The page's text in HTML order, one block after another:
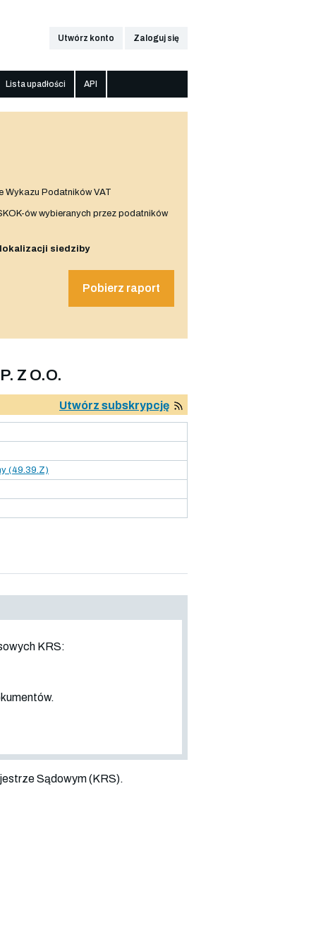
Utwórz konto Zaloguj się
Lista upadłości API
Wykazu Podatników VAT
ów wybieranych przez podatników
lokalizacji siedziby
Pobierz raport
Z O.O.
Utwórz subskrypcję
(49.39.Z)
KRS:
Sądowym (KRS).